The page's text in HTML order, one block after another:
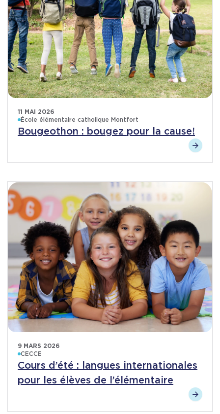
11 MAI 2026
École élémentaire catholique Montfort
Bougeothon : bougez pour la cause!
9 MARS 2026
CECCE
Cours d’été : langues internationales
pour les élèves de l’élémentaire